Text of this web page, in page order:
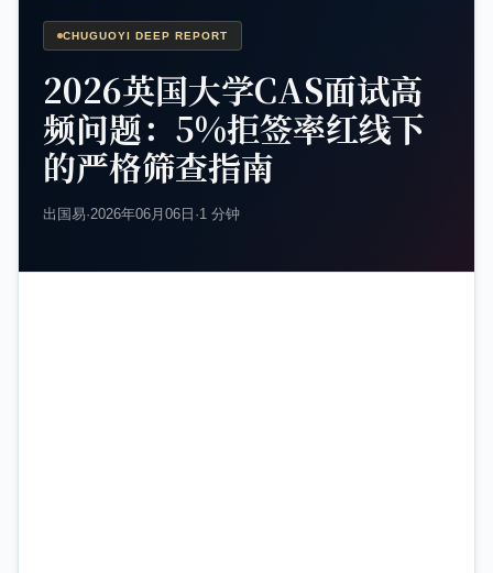
CHUGUOYI DEEP REPORT
2026英国大学CAS面试高
频问题：5%拒签率红线下
的严格筛查指南
出国易·2026年06月06日 ·1 分钟